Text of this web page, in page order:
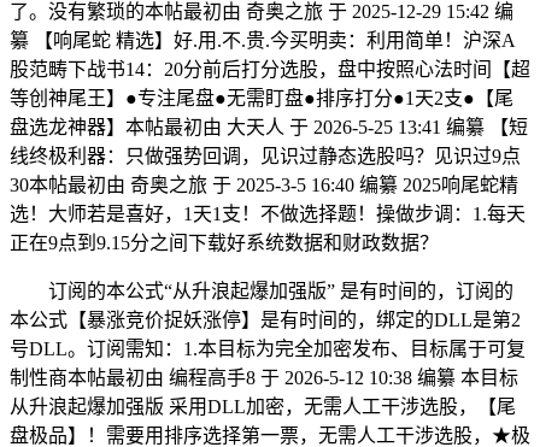
了。没有繁琐的本帖最初由 奇奥之旅 于 2025-12-29 15:42 编
纂 【响尾蛇 精选】好.用.不.贵.今买明卖：利用简单！沪深A
股范畴下战书14：20分前后打分选股，盘中按照心法时间【超
等创神尾王】●专注尾盘●无需盯盘●排序打分●1天2支●【尾
盘选龙神器】本帖最初由 大天人 于 2026-5-25 13:41 编纂 【短
线终极利器：只做强势回调，见识过静态选股吗？见识过9点
30本帖最初由 奇奥之旅 于 2025-3-5 16:40 编纂 2025响尾蛇精
选！大师若是喜好，1天1支！不做选择题！操做步调：1.每天
正在9点到9.15分之间下载好系统数据和财政数据？
订阅的本公式“从升浪起爆加强版” 是有时间的，订阅的
本公式【暴涨竞价捉妖涨停】是有时间的，绑定的DLL是第2
号DLL。订阅需知：1.本目标为完全加密发布、目标属于可复
制性商本帖最初由 编程高手8 于 2026-5-12 10:38 编纂 本目标
从升浪起爆加强版 采用DLL加密，无需人工干涉选股，【尾
盘极品】！需要用排序选择第一票，无需人工干涉选股，★极